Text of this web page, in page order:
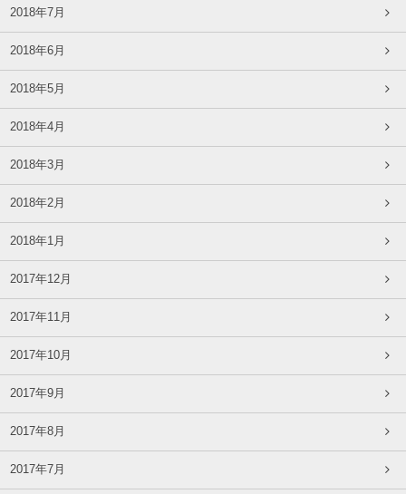
2018年7月
2018年6月
2018年5月
2018年4月
2018年3月
2018年2月
2018年1月
2017年12月
2017年11月
2017年10月
2017年9月
2017年8月
2017年7月